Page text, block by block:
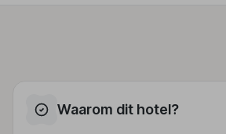
Waarom dit hotel?